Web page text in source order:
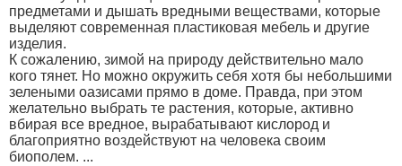
предметами и дышать вредными веществами, которые
выделяют современная пластиковая мебель и другие
изделия.
К сожалению, зимой на природу действительно мало
кого тянет. Но можно окружить себя хотя бы небольшими
зелеными оазисами прямо в доме. Правда, при этом
желательно выбрать те растения, которые, активно
вбирая все вредное, вырабатывают кислород и
благоприятно воздействуют на человека своим
биополем. ...